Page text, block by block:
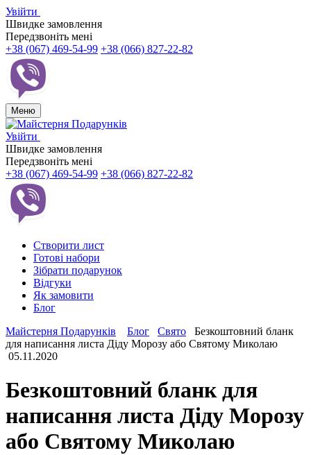
Увійти
Швидке замовлення
Передзвоніть мені
+38 (067) 469-54-99 +38 (066) 827-22-82
Меню
Увійти
Швидке замовлення
Передзвоніть мені
+38 (067) 469-54-99 +38 (066) 827-22-82
Створити лист
Готові набори
Зібрати подарунок
Відгуки
Як замовити
Блог
Майстерня Подарунків
Блог Свято
Безкоштовний бланк
для написання листа Діду Морозу або Святому Миколаю
05.11.2020
Безкоштовний бланк для
написання листа Діду Морозу
або Святому Миколаю